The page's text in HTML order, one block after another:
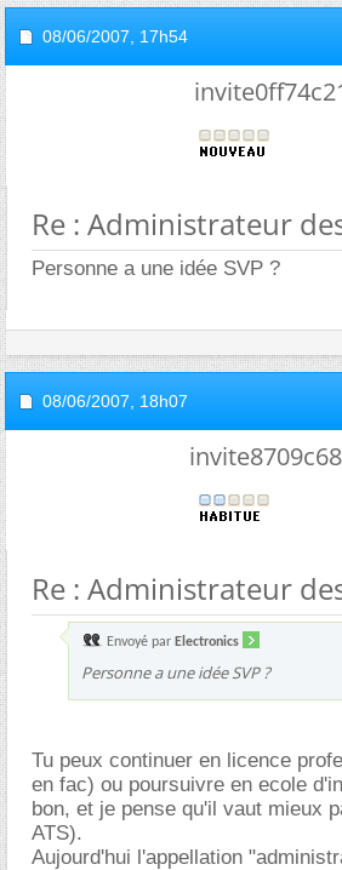
08/06/2007, 17h54
Re : Administrateur
Personne a une idée SVP ?
08/06/2007, 18h07
Re : Administrateur
Envoyé par Electronics
Personne a une idée SVP ?
Tu peux continuer en licence
en fac) ou poursuivre en ecole
bon, et je pense qu'il vaut mieux
ATS).
Aujourd'hui l'appellation